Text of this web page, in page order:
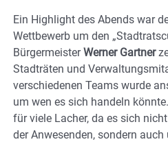
Ein Highlight des Abends war
Wettbewerb um den
BürgermeisterWerner Gartner
Stadträten und
verschiedenen Teams wurde
um wen es sich handeln
für viele Lacher, da es sich
der Anwesenden, sondern